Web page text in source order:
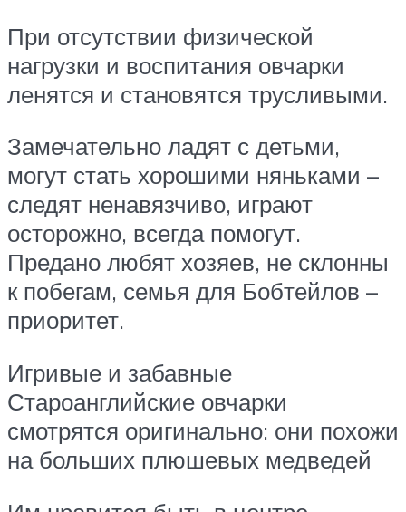
При отсутствии физической
нагрузки и воспитания овчарки
ленятся и становятся трусливыми.
Замечательно ладят с детьми,
могут стать хорошими няньками –
следят ненавязчиво, играют
осторожно, всегда помогут.
Предано любят хозяев, не склонны
к побегам, семья для Бобтейлов –
приоритет.
Игривые и забавные
Староанглийские овчарки
смотрятся оригинально: они похожи
на больших плюшевых медведей